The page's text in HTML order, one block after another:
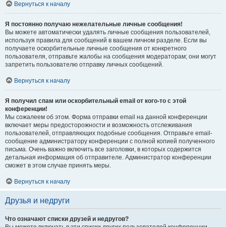
Вернуться к началу
Я постоянно получаю нежелательные личные сообщения!
Вы можете автоматически удалять личные сообщения пользователей,
используя правила для сообщений в вашем личном разделе. Если вы
получаете оскорбительные личные сообщения от конкретного
пользователя, отправьте жалобы на сообщения модераторам; они могут
запретить пользователю отправку личных сообщений.
Вернуться к началу
Я получил спам или оскорбительный email от кого-то с этой
конференции!
Мы сожалеем об этом. Форма отправки email на данной конференции
включает меры предосторожности и возможность отслеживания
пользователей, отправляющих подобные сообщения. Отправьте email-
сообщение администратору конференции с полной копией полученного
письма. Очень важно включить все заголовки, в которых содержится
детальная информация об отправителе. Администратор конференции
сможет в этом случае принять меры.
Вернуться к началу
Друзья и недруги
Что означают списки друзей и недругов?